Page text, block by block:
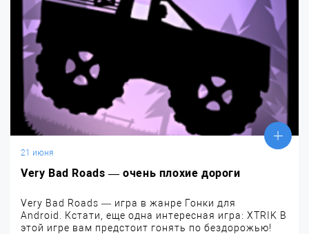
21 июня
Very Bad Roads — очень плохие дороги
Very Bad Roads — игра в жанре Гонки для
Android. Кстати, еще одна интересная игра: XTRIK В
этой игре вам предстоит гонять по бездорожью!